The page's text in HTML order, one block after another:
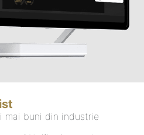
mai buni din industrie